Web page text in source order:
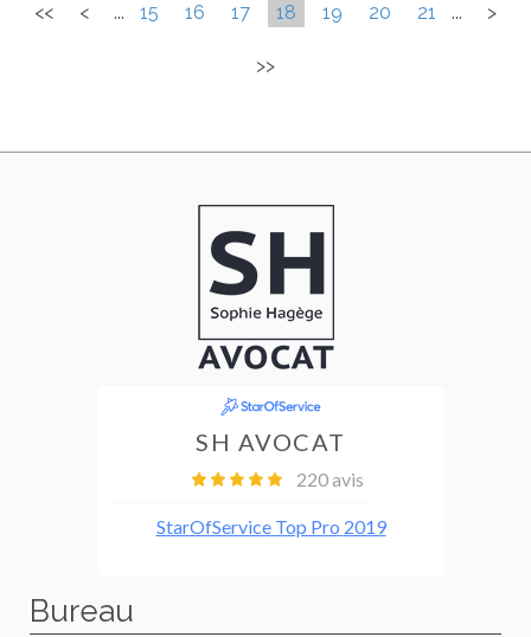
<< < ... 15 16 17 18 19 20 21 ... >
>>
Bureau